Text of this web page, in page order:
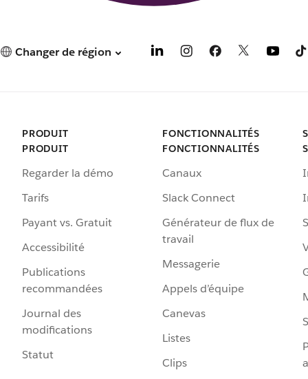
Changer de région
PRODUIT
PRODUIT
Regarder la démo
Tarifs
Payant vs. Gratuit
Accessibilité
Publications
recommandées
Journal des
modifications
Statut
FONCTIONNALITÉS
FONCTIONNALITÉS
Canaux
Slack Connect
Générateur de flux de
travail
Messagerie
Appels d’équipe
Canevas
Listes
Clips